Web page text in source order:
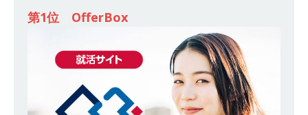
収1,000万円目指せる ｜ 賞与年4回・年間休日
120日以上 ｜ ジブラルタ生命
体育会積極採用
企業
[ 2026年5月14日 ] 【 28卒｜営業職向けオープ
ンカンパニー 】世界トップシェアの半導体技術
第1位 OfferBox